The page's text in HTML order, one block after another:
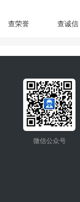
查荣誉 查诚信
微信公众号